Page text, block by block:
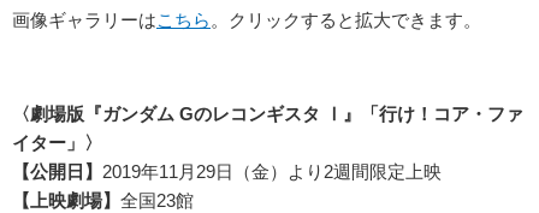
画像ギャラリーはこちら 。クリックすると拡大できます。
〈劇場版『ガンダム Gのレコンギスタ Ⅰ』「行け！コア・ファ
イター」〉
【公開日】 2019年11月29日（金）より2週間限定上映
【上映劇場】 全国23館